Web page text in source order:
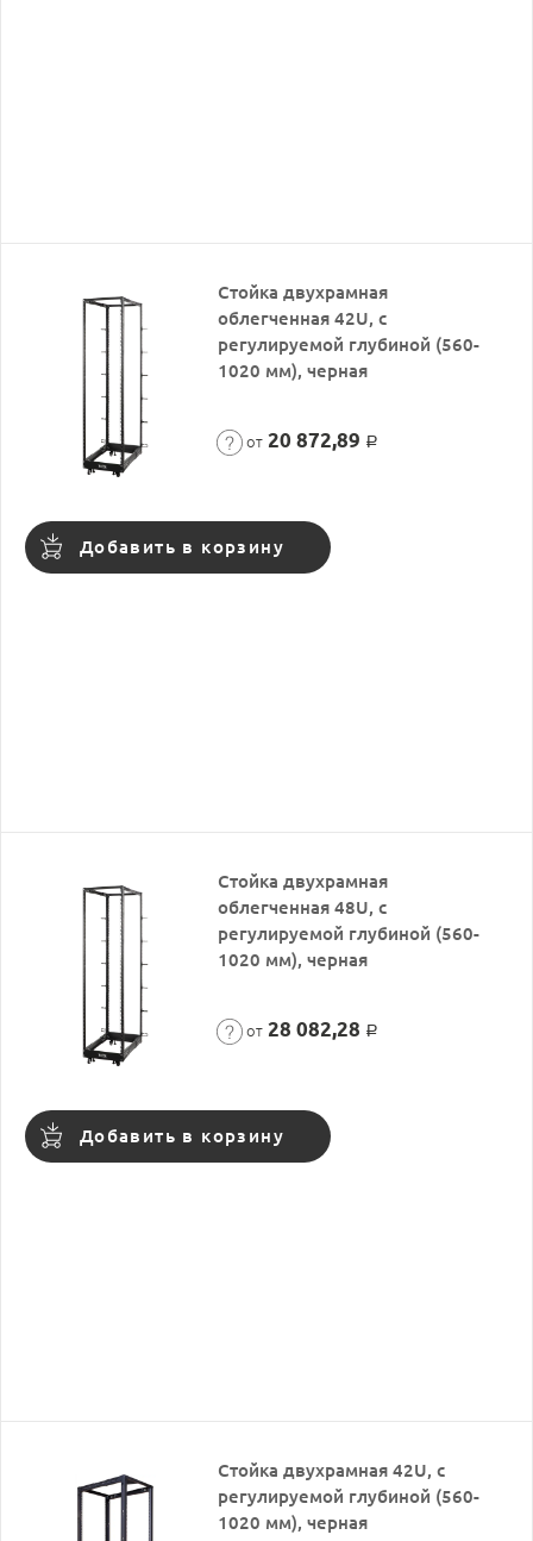
Стойка двухрамная
облегченная 42U, с
регулируемой глубиной (560-
1020 мм), черная
от 20 872,89 Р
Добавить в корзину
Стойка двухрамная
облегченная 48U, с
регулируемой глубиной (560-
1020 мм), черная
от 28 082,28 Р
Добавить в корзину
Стойка двухрамная 42U, с
регулируемой глубиной (560-
1020 мм), черная